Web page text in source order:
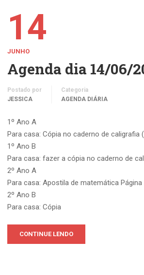
14
JUNHO
Agenda dia 14/06/
Postado por
JESSICA
Categoria
AGENDA DIÁRIA
1º Ano A
Para casa: Cópia no caderno de caligrafia
1º Ano B
Para casa: fazer a cópia no caderno de
2º Ano A
Para casa: Apostila de matemática Página
2º Ano B
Para casa: Cópia
CONTINUE LENDO